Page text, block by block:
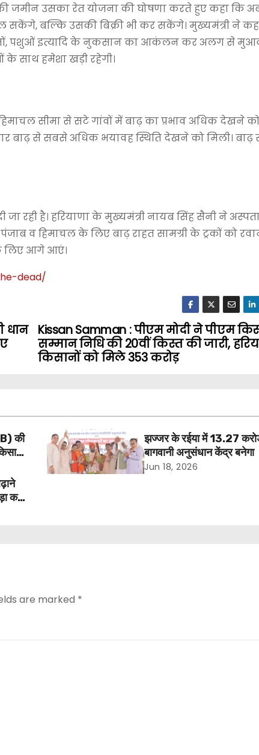
जमीन उसका रेत योजना की घोषणा करते हुए कहा कि
बल्कि उसकी बिक्री भी कर सकेंगे। मुख्यमंत्री ने
पशुओं इत्यादि के नुकसान का आकंलन कर अलग से
के साथ हमेशा खड़ी रहेगी।
सीमा से सटे गांवों में बाढ़ का प्रभाव अधिक देखने
बाढ़ से सबसे अधिक भयावह स्थिति देखने को मिली।
रही है। हरियाणा के मुख्यमंत्री नायब सिंह सैनी ने
व हिमाचल के लिए बाढ़ राहत सामग्री के ट्रकों को
लिए आगे आएं।
dead/
Kissan Samman : पीएम मोदी ने पीएम
सम्मान निधि की 20वीं किस्त की जारी,
किसानों को मिले 353 करोड़
धान
की
झज्जर के रईया में 13.27
बागवानी अनुसंधान केंद्र बनेगा
Jun 18, 2026
कदम
are marked *